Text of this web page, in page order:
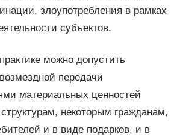
злоупотребления в рамках
субъектов.
можно допустить
передачи
материальных ценностей
некоторым гражданам,
и в виде подарков, и в